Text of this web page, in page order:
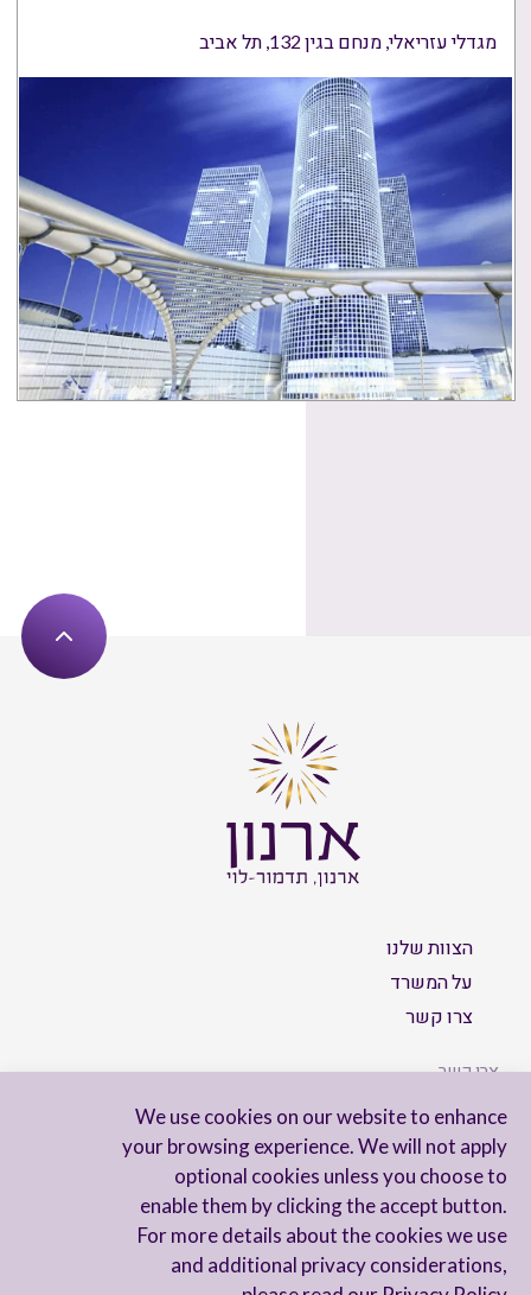
We use cookies on our website to enhance
your browsing experience. We will not apply
optional cookies unless you choose to
enable them by clicking the accept button.
For more details about the cookies we use
and additional privacy considerations,
מגדלי עזריאלי, מנחם בגין 132, תל אביב
הצוות שלנו
על המשרד
צרו קשר
צרו קשר
הישארו מעודכנים